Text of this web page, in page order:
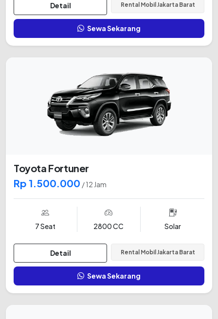
Detail Rental Mobil Jakarta Barat
Sewa Sekarang
Toyota Fortuner
Rp 1.500.000 / 12 Jam
7 Seat 2800 CC Solar
Detail Rental Mobil Jakarta Barat
Sewa Sekarang